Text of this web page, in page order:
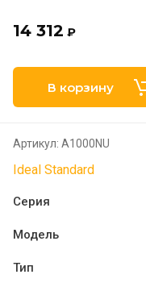
14 312 ₽
В корзину
Артикул: A1000NU
Ideal Standard
Серия
Модель
Тип